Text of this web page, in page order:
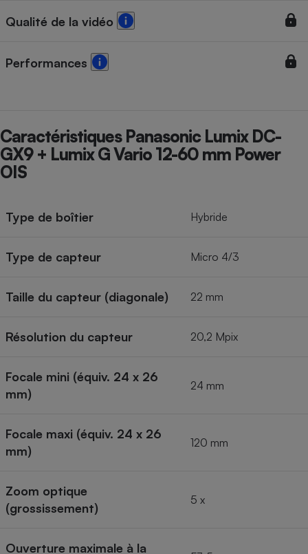
Qualité de la vidéo
Performances
Caractéristiques Panasonic Lumix DC-
GX9 + Lumix G Vario 12-60 mm Power
OIS
Type de boîtier Hybride
Type de capteur Micro 4/3
Taille du capteur (diagonale) 22 mm
Résolution du capteur 20,2 Mpix
Focale mini (équiv. 24 x 26
mm)
24 mm
Focale maxi (équiv. 24 x 26
mm)
120 mm
Zoom optique
(grossissement)
5 x
Ouverture maximale à la